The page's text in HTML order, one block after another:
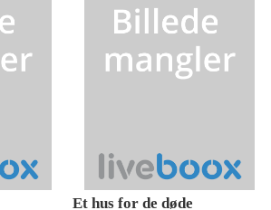
Et hus for de døde